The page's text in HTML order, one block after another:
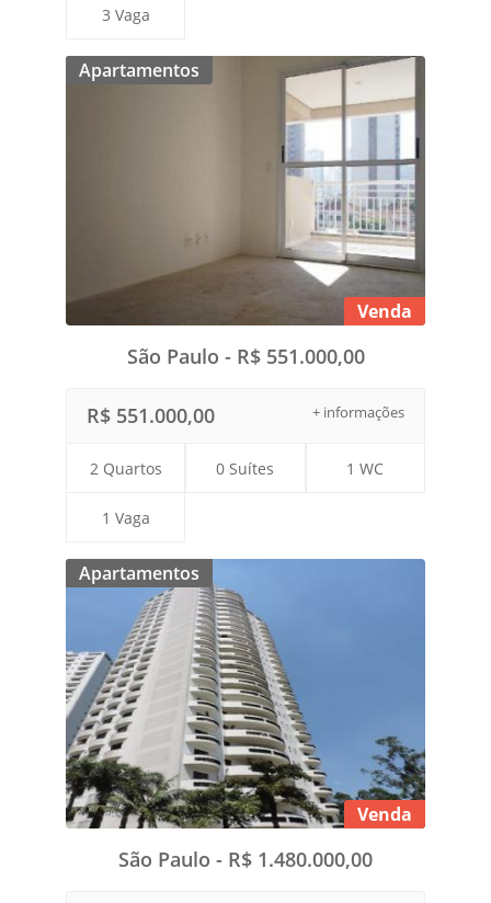
3 Vaga
Apartamentos
Venda
São Paulo - R$ 551.000,00
+ informações
R$ 551.000,00
2 Quartos 0 Suítes 1 WC
1 Vaga
Apartamentos
Venda
São Paulo - R$ 1.480.000,00